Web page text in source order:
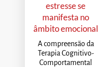
estresse se
manifesta no
âmbito emocional
A compreensão da
Terapia Cognitivo-
Comportamental